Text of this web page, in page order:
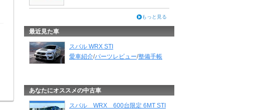
もっと見る
最近見た車
スバル WRX STI
愛車紹介/パーツレビュー/整備手帳
あなたにオススメの中古車
スバル WRX 600台限定 6MT STI